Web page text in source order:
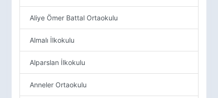
Aliye Ömer Battal Ortaokulu
Almalı İlkokulu
Alparslan İlkokulu
Anneler Ortaokulu